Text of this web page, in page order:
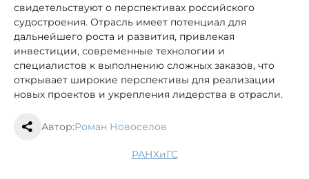
свидетельствуют о перспективах российского
судостроения. Отрасль имеет потенциал для
дальнейшего роста и развития, привлекая
инвестиции, современные технологии и
специалистов к выполнению сложных заказов, что
открывает широкие перспективы для реализации
новых проектов и укрепления лидерства в отрасли.
Автор:Роман Новоселов
РАНХиГС